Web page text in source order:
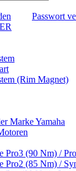
Passwort
(Rim Magnet)
Marke Yamaha
Pro3 (90 Nm) /
Pro2 (85 Nm) /